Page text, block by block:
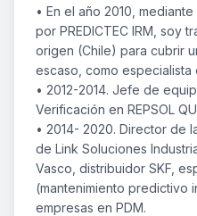
• En el año 2010,
por PREDICTEC IRM, soy
origen (Chile) para cubrir
escaso, como especialista
• 2012-2014. Jefe de
Verificación en REPSOL
• 2014- 2020. Director de
de Link Soluciones
Vasco, distribuidor SKF,
(mantenimiento predictivo
empresas en PDM.